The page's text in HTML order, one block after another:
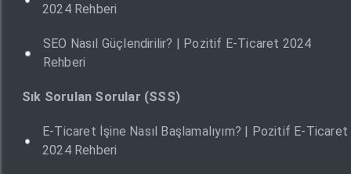
2024 Rehberi
SEO Nasıl Güçlendirilir? | Pozitif E-Ticaret 2024
Rehberi
Sık Sorulan Sorular (SSS)
E-Ticaret İşine Nasıl Başlamalıyım? | Pozitif E-Ticaret
2024 Rehberi